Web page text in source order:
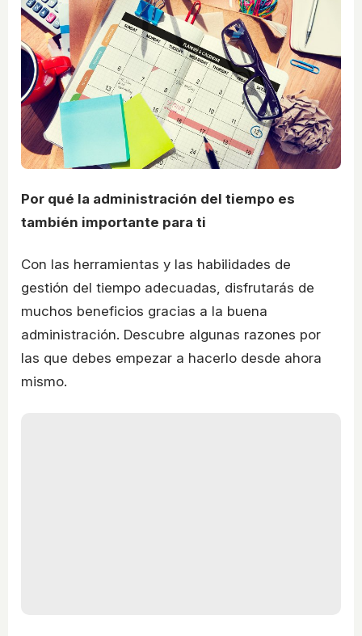
Por qué la administración del tiempo es
también importante para ti
Con las herramientas y las habilidades de
gestión del tiempo adecuadas, disfrutarás de
muchos beneficios gracias a la buena
administración. Descubre algunas razones por
las que debes empezar a hacerlo desde ahora
mismo.